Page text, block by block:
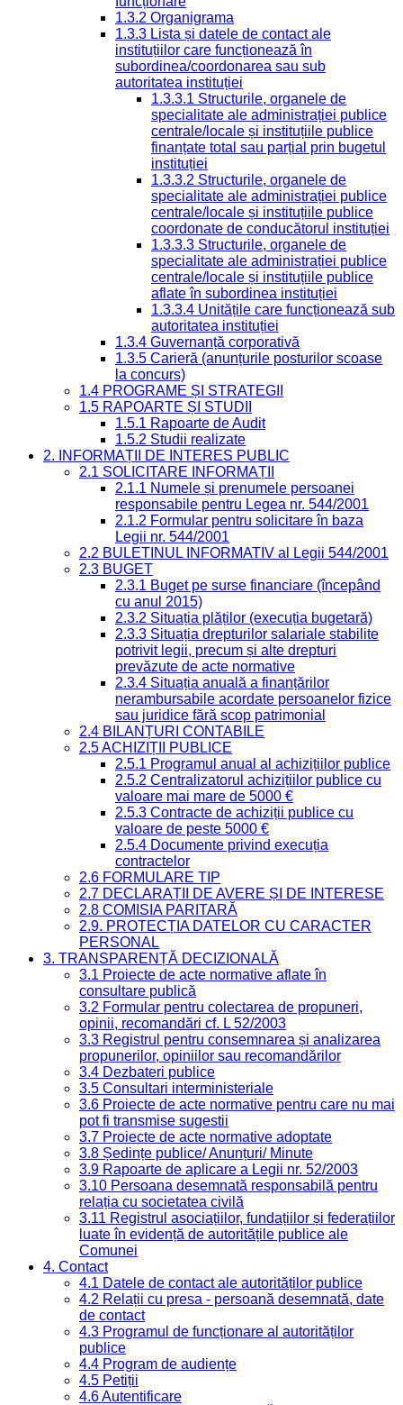
1.3.2 Organigrama
1.3.3 Lista și datele de contact ale
instituțiilor care funcționează în
subordinea/coordonarea sau sub
autoritatea instituției
1.3.3.1 Structurile, organele de
specialitate ale administrației publice
centrale/locale și instituțiile publice
finanțate total sau parțial prin bugetul
instituției
1.3.3.2 Structurile, organele de
specialitate ale administrației publice
centrale/locale și instituțiile publice
coordonate de conducătorul instituției
1.3.3.3 Structurile, organele de
specialitate ale administrației publice
centrale/locale și instituțiile publice
aflate în subordinea instituției
1.3.3.4 Unitățile care funcționează sub
autoritatea instituției
1.3.4 Guvernanță corporativă
1.3.5 Carieră (anunțurile posturilor scoase
la concurs)
1.4 PROGRAME ȘI STRATEGII
1.5 RAPOARTE ȘI STUDII
1.5.1 Rapoarte de Audit
1.5.2 Studii realizate
2. INFORMAȚII DE INTERES PUBLIC
2.1 SOLICITARE INFORMAȚII
2.1.1 Numele și prenumele persoanei
responsabile pentru Legea nr. 544/2001
2.1.2 Formular pentru solicitare în baza
Legii nr. 544/2001
2.2 BULETINUL INFORMATIV al Legii 544/2001
2.3 BUGET
2.3.1 Buget pe surse financiare (începând
cu anul 2015)
2.3.2 Situația plăților (execuția bugetară)
2.3.3 Situația drepturilor salariale stabilite
potrivit legii, precum și alte drepturi
prevăzute de acte normative
2.3.4 Situația anuală a finanțărilor
nerambursabile acordate persoanelor fizice
sau juridice fără scop patrimonial
2.4 BILANȚURI CONTABILE
2.5 ACHIZIȚII PUBLICE
2.5.1 Programul anual al achizițiilor publice
2.5.2 Centralizatorul achizițiilor publice cu
valoare mai mare de 5000 €
2.5.3 Contracte de achiziții publice cu
valoare de peste 5000 €
2.5.4 Documente privind execuția
contractelor
2.6 FORMULARE TIP
2.7 DECLARAȚII DE AVERE ȘI DE INTERESE
2.8 COMISIA PARITARĂ
2.9. PROTECȚIA DATELOR CU CARACTER
PERSONAL
3. TRANSPARENȚĂ DECIZIONALĂ
3.1 Proiecte de acte normative aflate în
consultare publică
3.2 Formular pentru colectarea de propuneri,
opinii, recomandări cf. L 52/2003
3.3 Registrul pentru consemnarea și analizarea
propunerilor, opiniilor sau recomandărilor
3.4 Dezbateri publice
3.5 Consultari interministeriale
3.6 Proiecte de acte normative pentru care nu mai
pot fi transmise sugestii
3.7 Proiecte de acte normative adoptate
3.8 Ședințe publice/ Anunțuri/ Minute
3.9 Rapoarte de aplicare a Legii nr. 52/2003
3.10 Persoana desemnată responsabilă pentru
relația cu societatea civilă
3.11 Registrul asociațiilor, fundațiilor și federațiilor
luate în evidență de autoritățile publice ale
Comunei
4. Contact
4.1 Datele de contact ale autorităților publice
4.2 Relații cu presa - persoană desemnată, date
de contact
4.3 Programul de funcționare al autorităților
publice
4.4 Program de audiențe
4.5 Petiții
4.6 Autentificare